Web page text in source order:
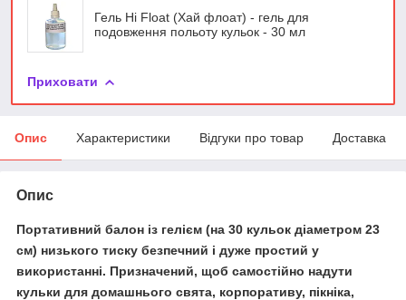
Гель Hi Float (Хай флоат) - гель для
подовження польоту кульок - 30 мл
Приховати
Опис Характеристики Відгуки про товар Доставка
Опис
Портативний балон із гелієм (на 30 кульок діаметром 23
см) низького тиску безпечний і дуже простий у
використанні. Призначений, щоб самостійно надути
кульки для домашнього свята, корпоративу, пікніка,